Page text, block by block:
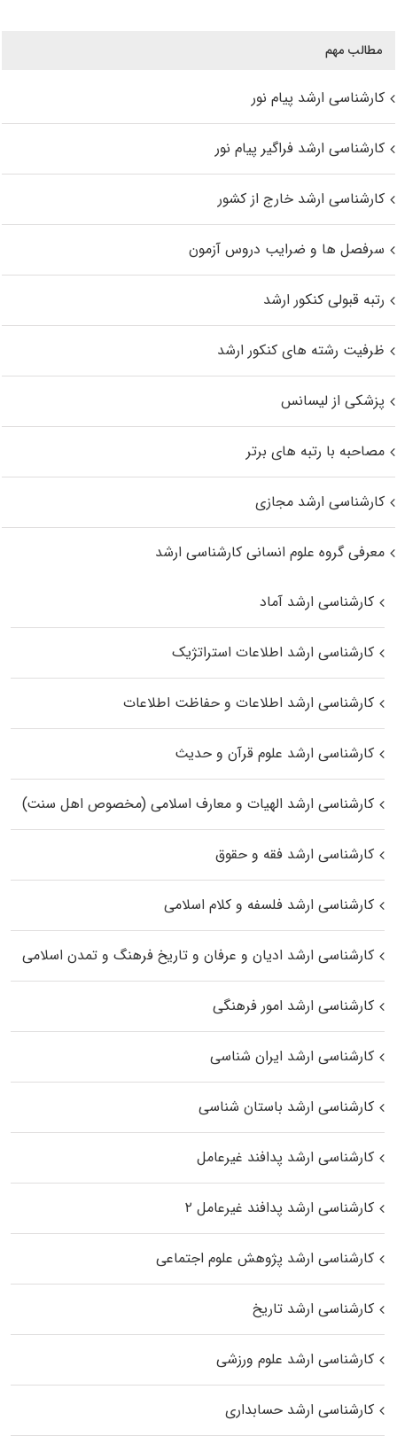
مطالب مهم
کارشناسی ارشد پیام نور
کارشناسی ارشد فراگیر پیام نور
کارشناسی ارشد خارج از کشور
سرفصل ها و ضرایب دروس آزمون
رتبه قبولی کنکور ارشد
ظرفیت رشته های کنکور ارشد
پزشکی از لیسانس
مصاحبه با رتبه های برتر
کارشناسی ارشد مجازی
معرفی گروه علوم انسانی کارشناسی ارشد
کارشناسی ارشد آماد
کارشناسی ارشد اطلاعات استراتژیک
کارشناسی ارشد اطلاعات و حفاظت اطلاعات
کارشناسی ارشد علوم قرآن و حدیث
کارشناسی ارشد الهیات و معارف اسلامی (مخصوص اهل سنت)
کارشناسی ارشد فقه و حقوق
کارشناسی ارشد فلسفه و کلام اسلامی
کارشناسی ارشد ادیان و عرفان و تاریخ فرهنگ و تمدن اسلامی
کارشناسی ارشد امور فرهنگی
کارشناسی ارشد ایران شناسی
کارشناسی ارشد باستان شناسی
کارشناسی ارشد پدافند غیرعامل
کارشناسی ارشد پدافند غیرعامل ۲
کارشناسی ارشد پژوهش علوم اجتماعی
کارشناسی ارشد تاریخ
کارشناسی ارشد علوم ورزشی
کارشناسی ارشد حسابداری